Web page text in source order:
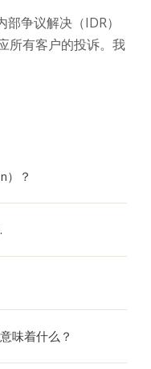
争议解决（IDR）
所有客户的投诉。我
）？
味着什么？